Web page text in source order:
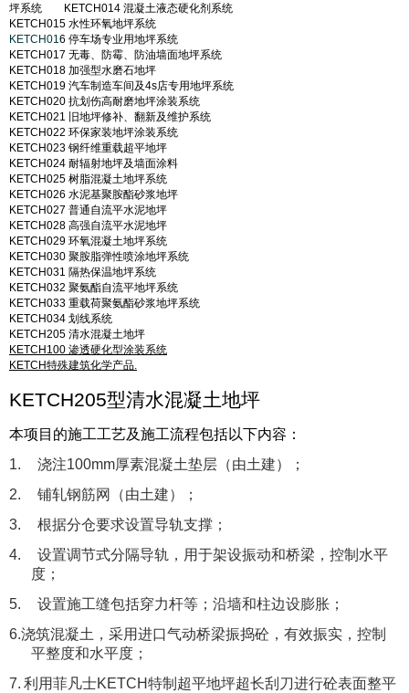
坪系统
KETCH014 混凝土液态硬化剂系统
KETCH015 水性环氧地坪系统
KETCH016 停车场专业用地坪系统
KETCH017 无毒、防霉、防油墙面地坪系统
KETCH018 加强型水磨石地坪
KETCH019 汽车制造车间及4s店专用地坪系统
KETCH020 抗划伤高耐磨地坪涂装系统
KETCH021
旧地坪修补、翻新及维护系统
KETCH022 环保家装地坪涂装系统
KETCH023 钢纤维重载超平地坪
KETCH024 耐辐射地坪及墙面涂料
KETCH025 树脂混凝土地坪系统
KETCH026 水泥基聚胺酯砂浆地坪
KETCH027 普通自流平水泥地坪
KETCH028 高强自流平水泥地坪
KETCH029 环氧混凝土地坪系统
KETCH030 聚胺脂弹性喷涂地坪系统
KETCH031 隔热保温地坪系统
KETCH032 聚氨酯自流平地坪系统
KETCH033 重载荷聚氨酯砂浆地坪系统
KETCH034 划线系统
KETCH205 清水混凝土地坪
KETCH100 渗透硬化型涂装系统
KETCH特殊建筑化学产品.
KETCH205型清水混凝土地坪
本项目的施工工艺及施工流程包括以下内容：
1.
浇注100mm厚素混凝土垫层（由土建）；
2.
铺轧钢筋网（由土建）；
3.
根据分仓要求设置导轨支撑；
4.
设置调节式分隔导轨，用于架设振动和桥梁，控制水平
度；
5.
设置施工缝包括穿力杆等；沿墙和柱边设膨胀；
6.浇筑混凝土，采用进口气动桥梁振捣砼，有效振实，控制
平整度和水平度；
7. 利用菲凡士KETCH特制超平地坪超长刮刀进行砼表面整平